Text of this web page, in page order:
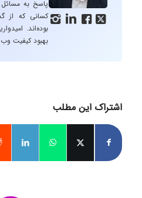
   
پاسخ به
کسانی که از
بوده‌اند.
بهبود کیفیت
اشتراک این مطلب